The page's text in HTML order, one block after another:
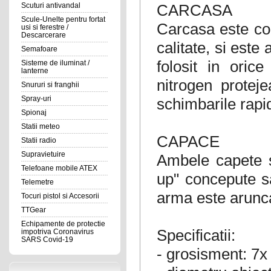
Scuturi antivandal
Scule-Unelte pentru fortat
usi si ferestre /
Descarcerare
Semafoare
Sisteme de iluminat /
lanterne
Snururi si franghii
Spray-uri
Spionaj
Statii meteo
Statii radio
Supravietuire
Telefoane mobile ATEX
Telemetre
Tocuri pistol si Accesorii
TTGear
Echipamente de protectie
impotriva Coronavirus
SARS Covid-19
CARCASA
Carcasa este
calitate, si este
folosit in
nitrogen
schimbarile
CAPACE
Ambele capete
up" concepute
arma este
Specificatii:
- grosisment: 7x